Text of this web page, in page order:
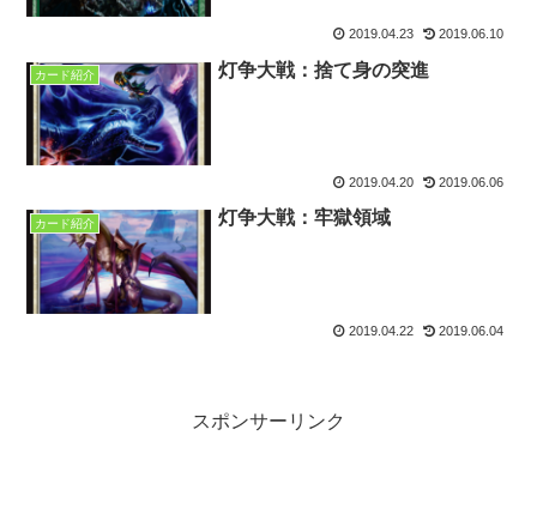
2019.04.23 2019.06.10
カード紹介 灯争大戦：捨て身の突進
2019.04.20 2019.06.06
カード紹介 灯争大戦：牢獄領域
2019.04.22 2019.06.04
スポンサーリンク